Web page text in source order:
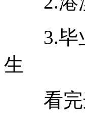
3.毕业
生
看完这